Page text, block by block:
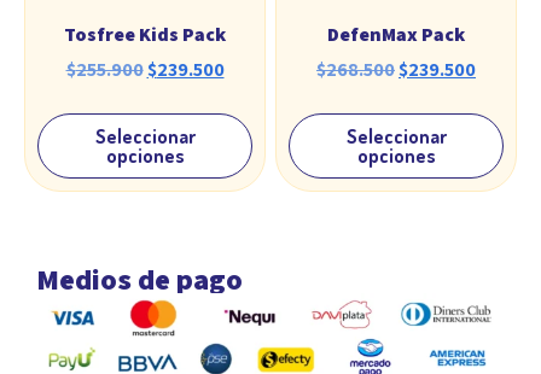
Tosfree Kids Pack
$255.900$239.500
Seleccionar
opciones
DefenMax Pack
$268.500$239.500
Seleccionar
opciones
Medios de pago